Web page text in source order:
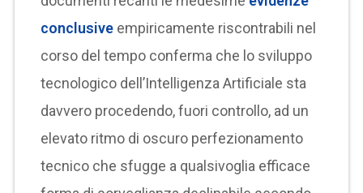
conclusive empiricamente riscontrabili nel
corso del tempo conferma che lo sviluppo
tecnologico dell’Intelligenza Artificiale sta
davvero procedendo, fuori controllo, ad un
elevato ritmo di oscuro perfezionamento
tecnico che sfugge a qualsivoglia efficace